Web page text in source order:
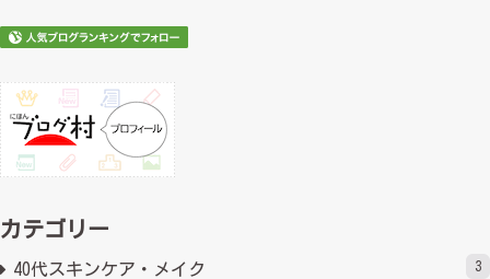
カテゴリー
40代スキンケア・メイク 3